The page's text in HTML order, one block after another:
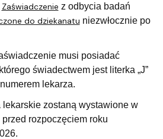
Zaświadczenie z odbycia badań
do dziekanatu niezwłocznie po
musi posiadać
świadectwem jest literka „J”
lekarza.
lekarskie zostaną wystawione w
rozpoczęciem roku